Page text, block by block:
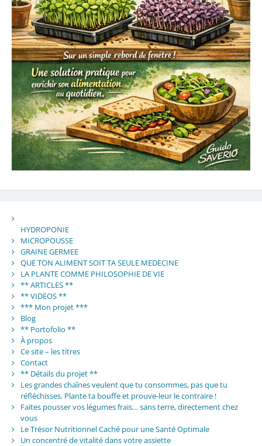
HYDROPONIE
MICROPOUSSE
GRAINE GERMEE
QUE TON ALIMENT SOIT TA SEULE MEDECINE
LA PLANTE COMME PHILOSOPHIE DE VIE
** ARTICLES **
** VIDEOS **
*** Mon projet ***
Blog
** Portofolio **
À propos
Ce site – les titres
Contact
** Détails du projet **
Les grandes chaînes veulent que tu consommes, pas que tu
réfléchisses. Plante ta bouffe et prouve-leur le contraire !
Faites pousser vos légumes frais… sans terre, directement chez
vous
Le Trésor Nutritionnel Caché pour une Santé Optimale
Un concentré de vitalité dans votre assiette